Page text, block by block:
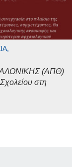
(ΑΠΘ)
στη